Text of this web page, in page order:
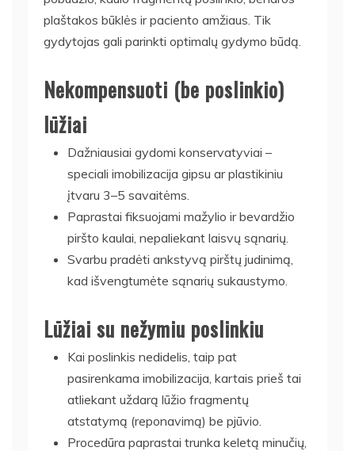
plaštakos būklės ir paciento amžiaus. Tik
gydytojas gali parinkti optimalų gydymo būdą.
Nekompensuoti (be poslinkio)
lūžiai
Dažniausiai gydomi konservatyviai –
speciali imobilizacija gipsu ar plastikiniu
įtvaru 3–5 savaitėms.
Paprastai fiksuojami mažylio ir bevardžio
piršto kaulai, nepaliekant laisvų sąnarių.
Svarbu pradėti ankstyvą pirštų judinimą,
kad išvengtumėte sąnarių sukaustymo.
Lūžiai su nežymiu poslinkiu
Kai poslinkis nedidelis, taip pat
pasirenkama imobilizacija, kartais prieš tai
atliekant uždarą lūžio fragmentų
atstatymą (reponavimą) be pjūvio.
Procedūra paprastai trunka keletą minučių,